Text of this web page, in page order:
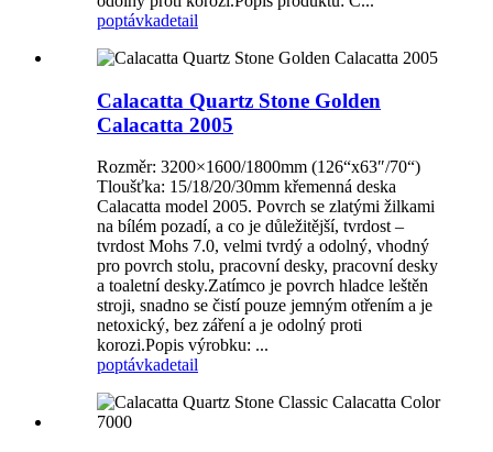
poptávkadetail
Calacatta Quartz Stone Golden
Calacatta 2005
Rozměr: 3200×1600/1800mm (126“x63″/70“)
Tloušťka: 15/18/20/30mm křemenná deska
Calacatta model 2005. Povrch se zlatými žilkami
na bílém pozadí, a co je důležitější, tvrdost –
tvrdost Mohs 7.0, velmi tvrdý a odolný, vhodný
pro povrch stolu, pracovní desky, pracovní desky
a toaletní desky.Zatímco je povrch hladce leštěn
stroji, snadno se čistí pouze jemným otřením a je
netoxický, bez záření a je odolný proti
korozi.Popis výrobku: ...
poptávkadetail